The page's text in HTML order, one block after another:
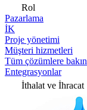
Rol
Pazarlama
İK
Proje yönetimi
Müşteri hizmetleri
Tüm çözümlere bakın
Entegrasyonlar
İthalat ve İhracat